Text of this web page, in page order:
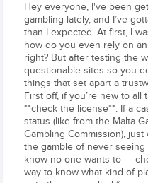
Hey everyone, I've been
gambling lately, and I’ve
than I expected. At first, I
how do you even rely on
right? But after testing the
questionable sites so you
things that set apart a
First off, if you’re new to all
**check the license**. If a
status (like from the Malta
Gambling Commission),
the gamble of never
know no one wants to —
way to know what kind of